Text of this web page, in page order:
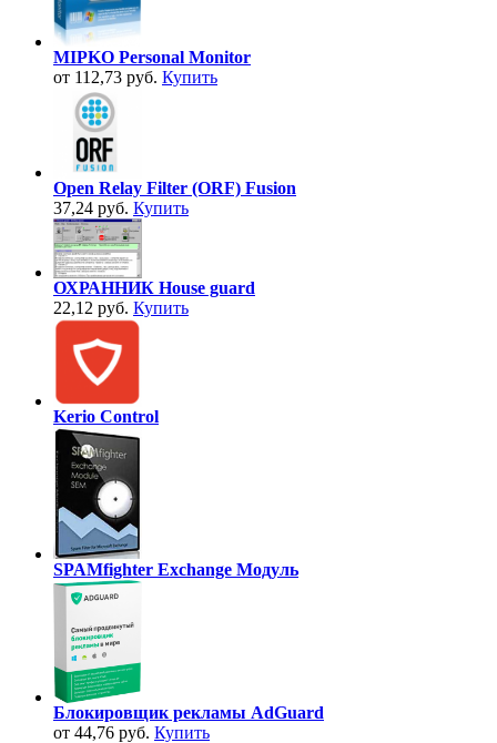
MIPKO Personal Monitor
от 112,73 руб. Купить
Open Relay Filter (ORF) Fusion
37,24 руб. Купить
ОХРАННИК House guard
22,12 руб. Купить
Kerio Control
SPAMfighter Exchange Модуль
Блокировщик рекламы AdGuard
от 44,76 руб. Купить